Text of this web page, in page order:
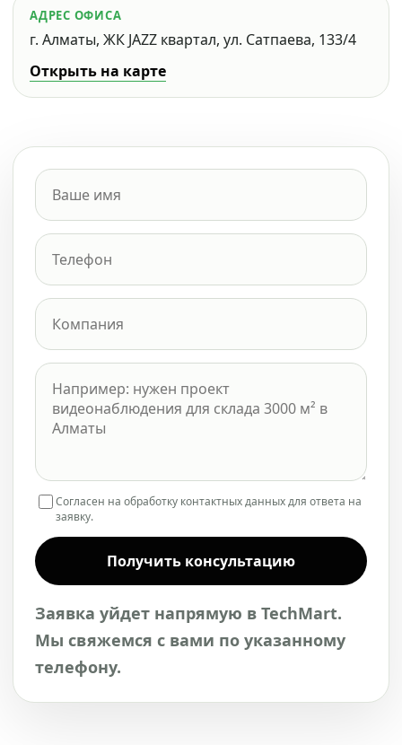
АДРЕС ОФИСА
г. Алматы, ЖК JAZZ квартал, ул. Сатпаева, 133/4
Открыть на карте
Согласен на обработку контактных данных для ответа на
заявку.
Получить консультацию
Заявка уйдет напрямую в TechMart.
Мы свяжемся с вами по указанному
телефону.